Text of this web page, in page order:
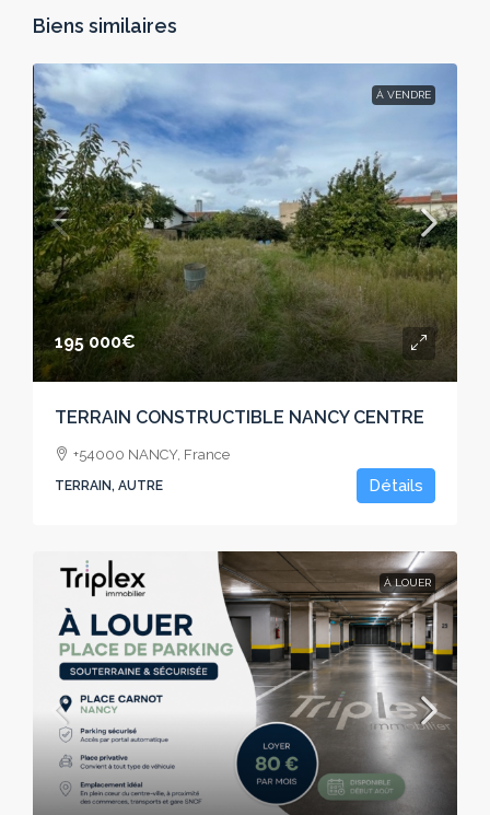
Biens similaires
À VENDRE
195 000€
TERRAIN CONSTRUCTIBLE NANCY CENTRE
+54000 NANCY, France
TERRAIN, AUTRE Détails
À LOUER